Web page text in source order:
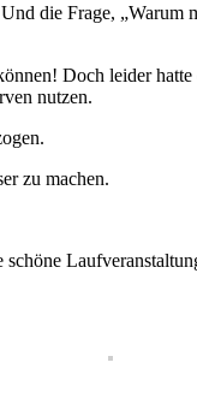
die Frage, „Warum
Doch leider
nutzen.
zu machen.